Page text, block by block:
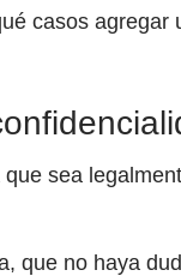
casos agregar
sea
que no haya